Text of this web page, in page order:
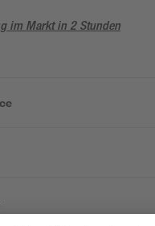
im Markt in 2 Stunden